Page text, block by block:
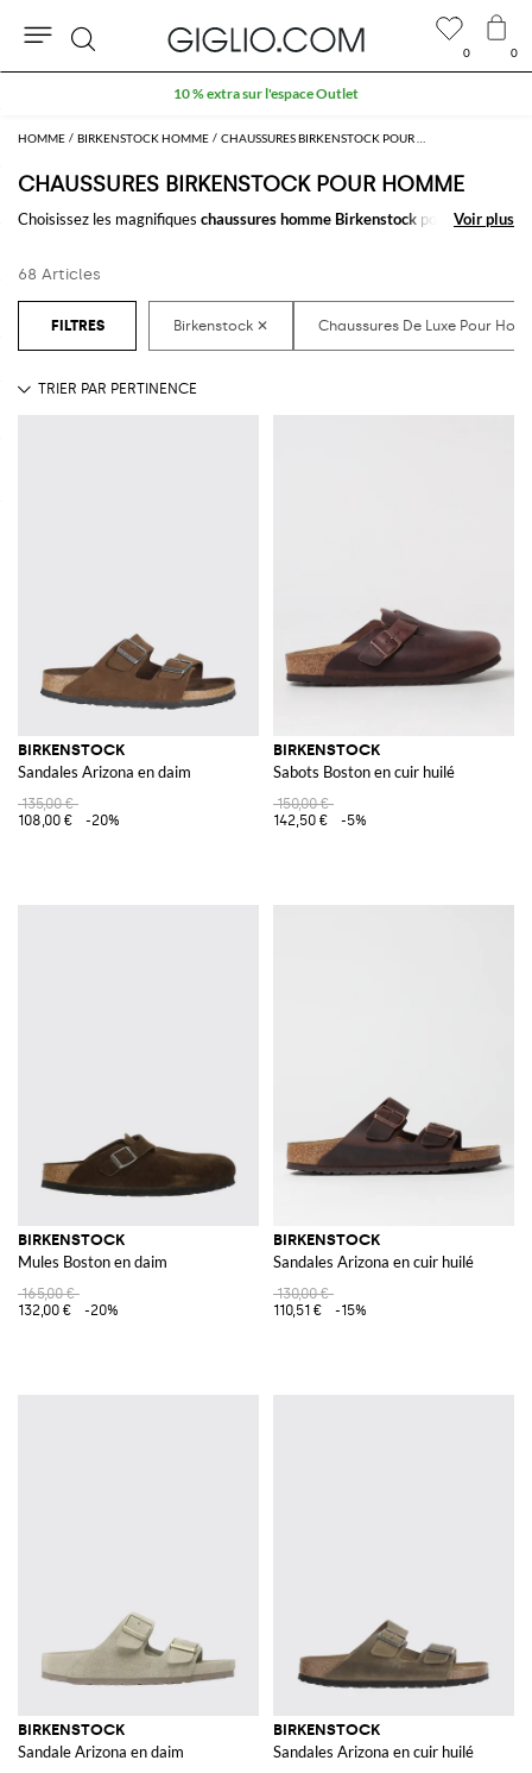
HOMME BIRKENSTOCK HOMME
CHAUSSURES BIRKENSTOCK POUR HOMME
Choisissez les magnifiques chaussures homme Birkenstock pour
style sera un jeu d'enfant.
Découvrez les dernierères collections de
chaussures Birkenstock
Voir plus
Voir plus
68 Articles
BIRKENSTOCK
Sandales Arizona en daim
135,00 €
108,00 €
-20%
BIRKENSTOCK
Sabots Boston en cuir huilé
150,00 €
142,50 €
-5%
BIRKENSTOCK
Mules Boston en daim
165,00 €
132,00 €
-20%
BIRKENSTOCK
Sandales Arizona en cuir huilé
130,00 €
110,51 €
-15%
BIRKENSTOCK
Sandale Arizona en daim
BIRKENSTOCK
Sandales Arizona en cuir huilé
0 0
Rechercher
10 % extra sur l'espace Outlet